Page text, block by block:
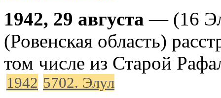
1942, 29 августа — (16
(Ровенская область)
том числе из Старой
1942 5702. Элул